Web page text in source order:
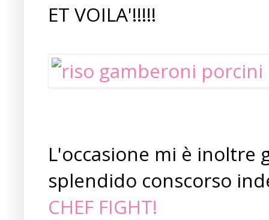
ET VOILA'!!!!!
L'occasione mi è
splendido conscorso
CHEF FIGHT!